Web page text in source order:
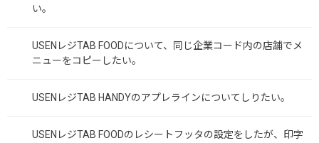
い。
USENレジTAB FOODについて、同じ企業コード内の店舗でメ
ニューをコピーしたい。
USENレジTAB HANDYのアプレラインについてしりたい。
USENレジTAB FOODのレシートフッタの設定をしたが、印字